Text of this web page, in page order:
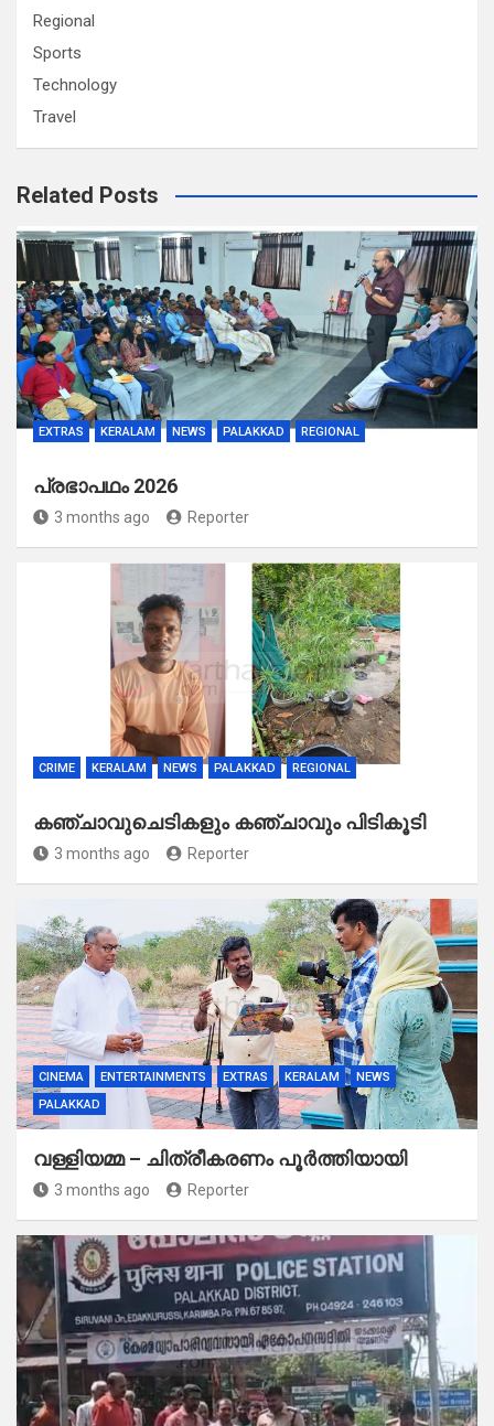
Regional
Sports
Technology
Travel
Related Posts
EXTRAS KERALAM NEWS PALAKKAD REGIONAL
പ്രഭാപഥം 2026
3 months ago Reporter
CRIME KERALAM NEWS PALAKKAD REGIONAL
കഞ്ചാവുചെടികളും കഞ്ചാവും പിടികൂടി
3 months ago Reporter
CINEMA ENTERTAINMENTS EXTRAS KERALAM
NEWS
PALAKKAD
വള്ളിയമ്മ – ചിത്രീകരണം പൂർത്തിയായി
3 months ago Reporter